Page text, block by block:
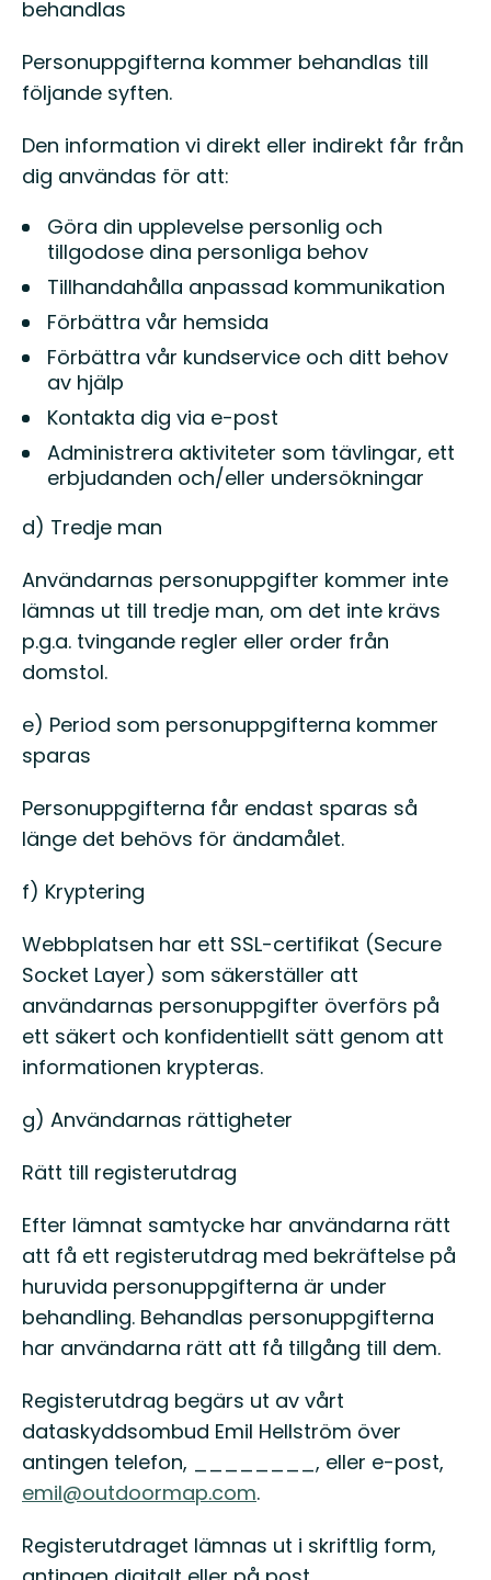
behandlas
Personuppgifterna kommer behandlas till
följande syften.
Den information vi direkt eller indirekt får från
dig användas för att:
Göra din upplevelse personlig och
tillgodose dina personliga behov
Tillhandahålla anpassad kommunikation
Förbättra vår hemsida
Förbättra vår kundservice och ditt behov
av hjälp
Kontakta dig via e-post
Administrera aktiviteter som tävlingar, ett
erbjudanden och/eller undersökningar
d) Tredje man
Användarnas personuppgifter kommer inte
lämnas ut till tredje man, om det inte krävs
p.g.a. tvingande regler eller order från
domstol.
e) Period som personuppgifterna kommer
sparas
Personuppgifterna får endast sparas så
länge det behövs för ändamålet.
f) Kryptering
Webbplatsen har ett SSL-certifikat (Secure
Socket Layer) som säkerställer att
användarnas personuppgifter överförs på
ett säkert och konfidentiellt sätt genom att
informationen krypteras.
g) Användarnas rättigheter
Rätt till registerutdrag
Efter lämnat samtycke har användarna rätt
att få ett registerutdrag med bekräftelse på
huruvida personuppgifterna är under
behandling. Behandlas personuppgifterna
har användarna rätt att få tillgång till dem.
Registerutdrag begärs ut av vårt
dataskyddsombud Emil Hellström över
antingen telefon, ________, eller e-post,
emil@outdoormap.com.
Registerutdraget lämnas ut i skriftlig form,